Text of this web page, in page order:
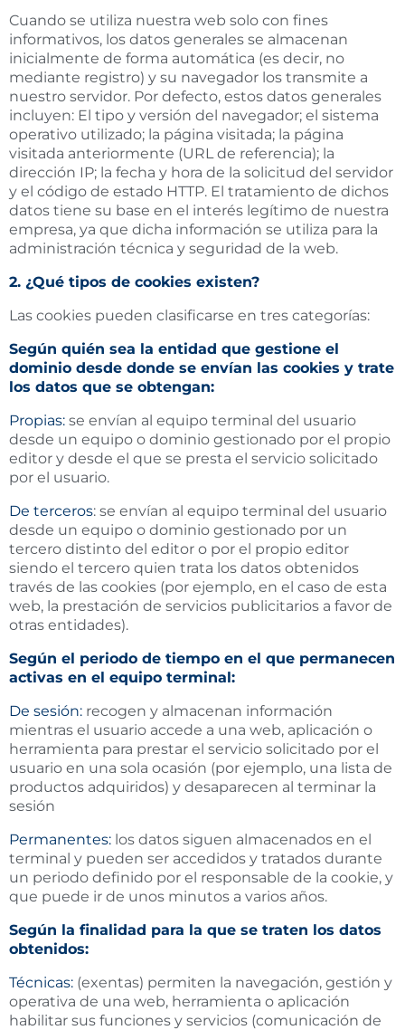
Cuando se utiliza nuestra web solo con fines
informativos, los datos generales se almacenan
inicialmente de forma automática (es decir, no
mediante registro) y su navegador los transmite a
nuestro servidor. Por defecto, estos datos generales
incluyen: El tipo y versión del navegador; el sistema
operativo utilizado; la página visitada; la página
visitada anteriormente (URL de referencia); la
dirección IP; la fecha y hora de la solicitud del servidor
y el código de estado HTTP. El tratamiento de dichos
datos tiene su base en el interés legítimo de nuestra
empresa, ya que dicha información se utiliza para la
administración técnica y seguridad de la web.
2. ¿Qué tipos de cookies existen?
Las cookies pueden clasificarse en tres categorías:
Según quién sea la entidad que gestione el
dominio desde donde se envían las cookies y trate
los datos que se obtengan:
Propias: se envían al equipo terminal del usuario
desde un equipo o dominio gestionado por el propio
editor y desde el que se presta el servicio solicitado
por el usuario.
De terceros: se envían al equipo terminal del usuario
desde un equipo o dominio gestionado por un
tercero distinto del editor o por el propio editor
siendo el tercero quien trata los datos obtenidos
través de las cookies (por ejemplo, en el caso de esta
web, la prestación de servicios publicitarios a favor de
otras entidades).
Según el periodo de tiempo en el que permanecen
activas en el equipo terminal:
De sesión: recogen y almacenan información
mientras el usuario accede a una web, aplicación o
herramienta para prestar el servicio solicitado por el
usuario en una sola ocasión (por ejemplo, una lista de
productos adquiridos) y desaparecen al terminar la
sesión
Permanentes: los datos siguen almacenados en el
terminal y pueden ser accedidos y tratados durante
un periodo definido por el responsable de la cookie, y
que puede ir de unos minutos a varios años.
Según la finalidad para la que se traten los datos
obtenidos:
Técnicas: (exentas) permiten la navegación, gestión y
operativa de una web, herramienta o aplicación
habilitar sus funciones y servicios (comunicación de